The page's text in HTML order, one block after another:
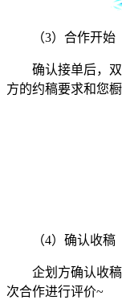
（3）合作开始
确认接单后，双
方的约稿要求和您
（4）确认收稿
企划方确认收稿
次合作进行评价~